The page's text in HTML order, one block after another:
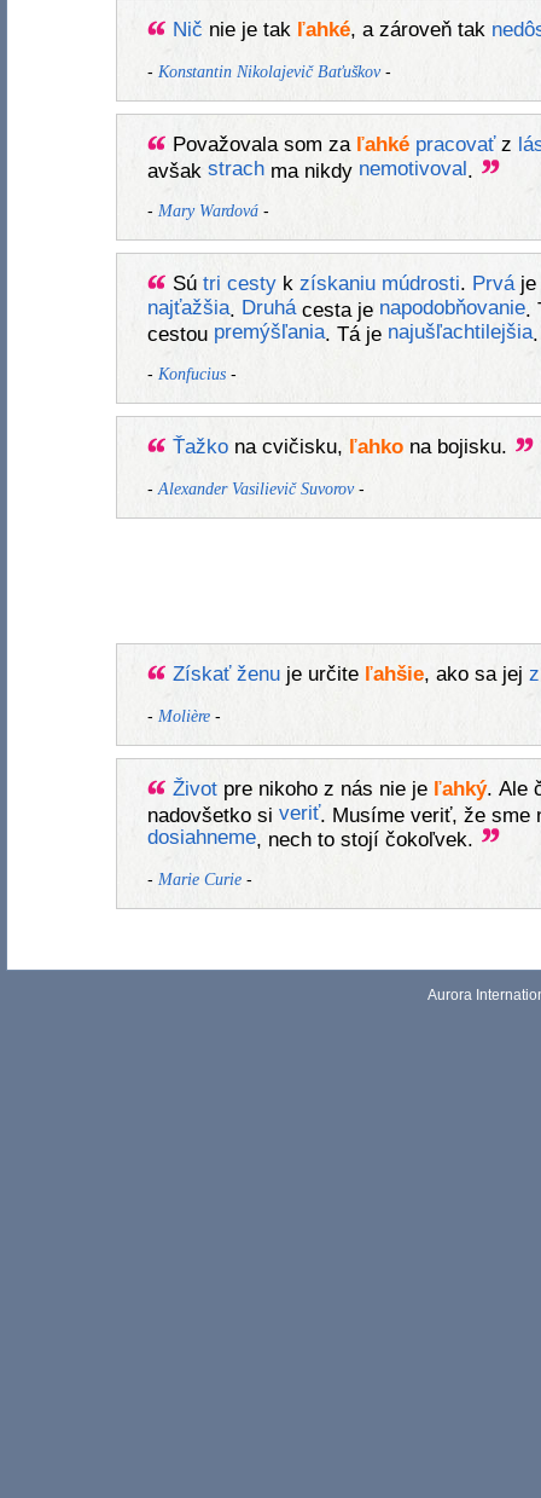
Nič nie je tak ľahké, a zároveň tak
- Konstantin Nikolajevič Baťuškov-
Považovala som za ľahké pracovaťz
avšak strachma nikdy nemotivoval
- Mary Wardová-
Sú tri cestyk získaniu múdrosti. Prváje
najťažšia. Druhácesta je napodobňovanie.
cestou premýšľania. Tá je najušľachtilejšia
- Konfucius-
Ťažkona cvičisku, ľahkona bojisku.
- Alexander Vasilievič Suvorov-
Získať ženuje určite ľahšie, ako sa jej
- Molière-
Životpre nikoho z nás nie je ľahký. Ale
nadovšetko si veriť. Musíme veriť, že sme
dosiahneme, nech to stojí čokoľvek.
- Marie Curie-
Aurora